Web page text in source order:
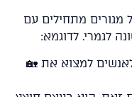
מתחילים עם
לדוגמא:
למצוא את 🏡